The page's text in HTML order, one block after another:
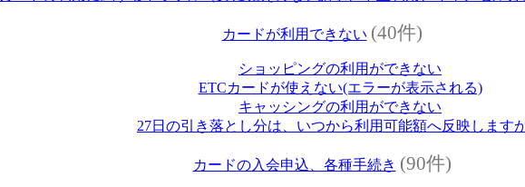
カードが利用できない (40件)
ショッピングの利用ができない
ETCカードが使えない(エラーが表示される)
キャッシングの利用ができない
27日の引き落とし分は、いつから利用可能額へ反映します
カードの入会申込、各種手続き (90件)